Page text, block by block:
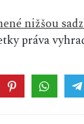
nižšou
práva